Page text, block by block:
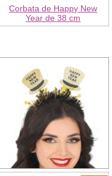
Corbata de Happy New
Year de 38 cm